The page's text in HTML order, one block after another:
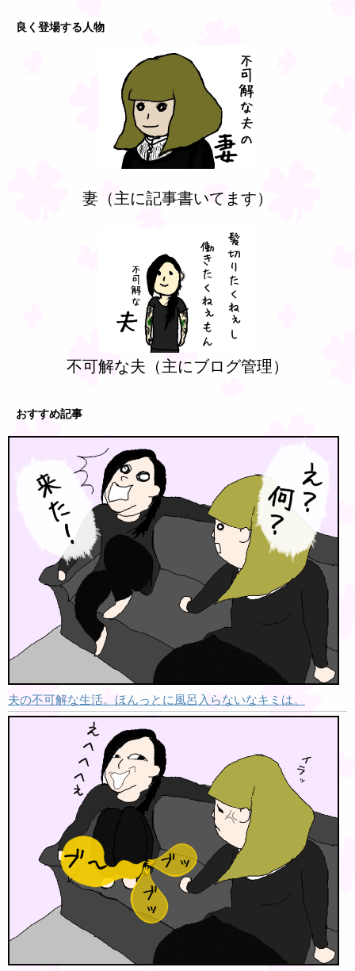
良く登場する人物
妻（主に記事書いてます）
不可解な夫（主にブログ管理）
おすすめ記事
夫の不可解な生活。ほんっとに風呂入らないなキミは。